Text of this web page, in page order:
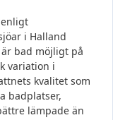
i Halland
bad möjligt på
variation i
kvalitet som
badplatser,
lämpade än